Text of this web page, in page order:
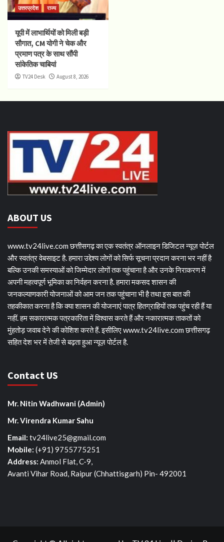
उत्तरप्रदेश राज्य
यूपी में लाभार्थियों को मिली बड़ी
सौगात, CM योगी ने चेक और
प्रमाण पत्र के साथ सौंपी
सांकेतिक चाबियां
TV24 Desk August 8, 2026
ABOUT US
www.tv24live.com छत्तीसगढ़ का एक स्वतंत्र ऑनलाइन डिजिटल न्यूज़ पोर्टल
और स्वतंत्र वेबसाइट है. हमारा उद्देश्य लोगों को सिर्फ सूचना प्रदान करना भर नहीं है
बल्कि उनकी समस्याओं को जिम्मेदार लोगों तक पहुंचाना है और उनके निराकरण में
अपनी महत्वपूर्ण भूमिका का निर्वहन करना है. हमारा मकसद शासन की
जनकल्याणकारी योजनाओं को आम जन तक पहुंचाना भी है तथा इस बात की
तहकीकात करना है कि क्या शासन की योजनाएं पात्र हितग्राहियों तक पहुंच रही हैं या
नहीं. हम सकारात्मक पत्रकारिता में विश्वास करते हैं और नकारात्मक ताकतों को
मुंहतोड़ जवाब देने की कोशिश करते हैं. इसीलिए www.tv24live.com छत्तीसगढ़
सहित देश भर में तेजी से बढ़ता हुआ न्यूज़ पोर्टल है.
Contact US
Mr. Nitin Wadhwani (Admin)
Mr. Virendra Kumar Sahu
Email: tv24live25@gmail.com
Mobile: ‪ (+91) 9755775251‬
Address: Anmol Flat, C-9,
Avanti Vihar Road, Raipur (Chhattisgarh) Pin- 492001